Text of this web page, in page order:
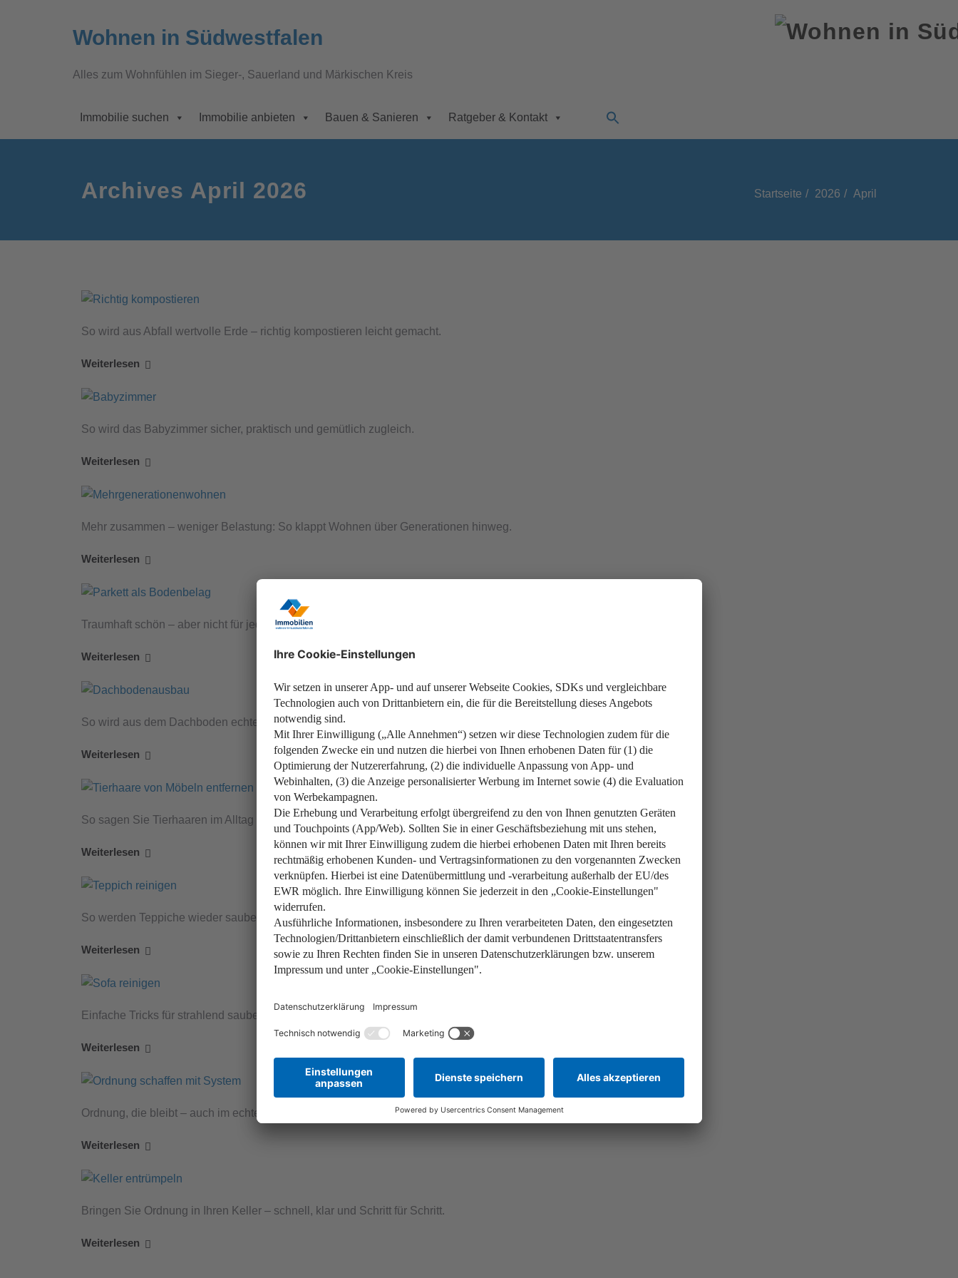
Wohnen in Südwestfalen
Alles zum Wohnfühlen im Sieger-, Sauerland und Märkischen Kreis
Immobilie suchen Immobilie anbieten Bauen & Sanieren Ratgeber & Kontakt
Archives April 2026 Startseite 2026 April
So wird aus Abfall wertvolle Erde – richtig kompostieren leicht gemacht.
Weiterlesen
So wird das Babyzimmer sicher, praktisch und gemütlich zugleich.
Weiterlesen
Mehr zusammen – weniger Belastung: So klappt Wohnen über Generationen hinweg.
Weiterlesen
Traumhaft schön – aber nicht für jeden die beste Wahl.
Weiterlesen
So wird aus dem Dachboden echter Wohnraum.
Weiterlesen
So sagen Sie Tierhaaren im Alltag den Kampf an.
Weiterlesen
So werden Teppiche wieder sauber – ganz ohne Schäden.
Weiterlesen
Einfache Tricks für strahlend saubere Polster.
Weiterlesen
Ordnung, die bleibt – auch im echten Alltag.
Weiterlesen
Bringen Sie Ordnung in Ihren Keller – schnell, klar und Schritt für Schritt.
Weiterlesen